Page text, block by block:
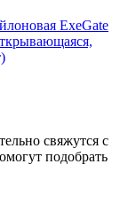
ExeGate
свяжутся с
подобрать